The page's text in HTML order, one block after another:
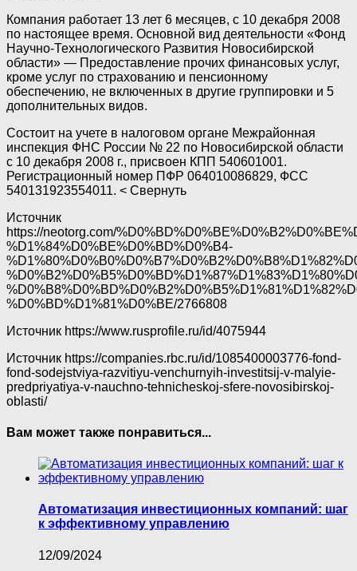
Компания работает 13 лет 6 месяцев, с 10 декабря 2008
по настоящее время. Основной вид деятельности «Фонд
Научно-Технологического Развития Новосибирской
области» — Предоставление прочих финансовых услуг,
кроме услуг по страхованию и пенсионному
обеспечению, не включенных в другие группировки и 5
дополнительных видов.
Состоит на учете в налоговом органе Межрайонная
инспекция ФНС России № 22 по Новосибирской области
с 10 декабря 2008 г., присвоен КПП 540601001.
Регистрационный номер ПФР 064010086829, ФСС
540131923554011. < Свернуть
Источник
https://neotorg.com/
%D1%84%D0%BE%D0%BD%D0%B4-
%D0%BD%D1%81%D0%BE/2766808
Источник https://www.rusprofile.ru/id/4075944
Источник https://companies.rbc.ru/id/1085400003776-fond-
fond-sodejstviya-razvitiyu-venchurnyih-investitsij-v-malyie-
predpriyatiya-v-nauchno-tehnicheskoj-sfere-novosibirskoj-
oblasti/
Вам может также понравиться...
Автоматизация инвестиционных компаний: шаг
к эффективному управлению
12/09/2024